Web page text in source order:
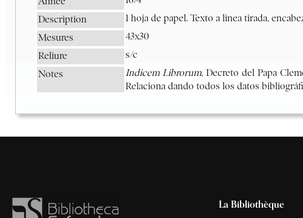
La Bibliothèque